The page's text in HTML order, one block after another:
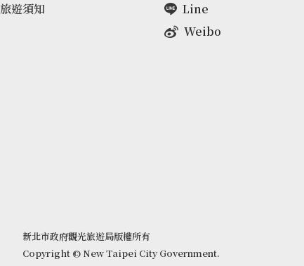
旅遊須知
Line
Weibo
新北市政府觀光旅遊局版權所有
Copyright © New Taipei City Government.